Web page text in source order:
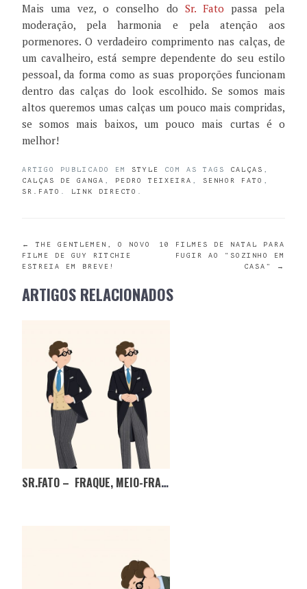
Mais uma vez, o conselho do Sr. Fato passa pela
moderação, pela harmonia e pela atenção aos
pormenores. O verdadeiro comprimento nas calças, de
um cavalheiro, está sempre dependente do seu estilo
pessoal, da forma como as suas proporções funcionam
dentro das calças do look escolhido. Se somos mais
altos queremos umas calças um pouco mais compridas,
se somos mais baixos, um pouco mais curtas é o
melhor!
ARTIGO PUBLICADO EM STYLE COM AS TAGS CALÇAS
CALÇAS DE GANGA
PEDRO TEIXEIRA SENHOR FATO
SR.FATO
LINK DIRECTO
POST
NAVIGATION
←
THE GENTLEMEN, O NOVO
FILME DE GUY RITCHIE
ESTREIA EM BREVE!
10 FILMES DE NATAL PARA
FUGIR AO “SOZINHO EM
CASA”
→
ARTIGOS RELACIONADOS
SR.FATO – FRAQUE, MEIO-FRAQUE, MINI-FRAQUE? EM QUE FICAMOS?